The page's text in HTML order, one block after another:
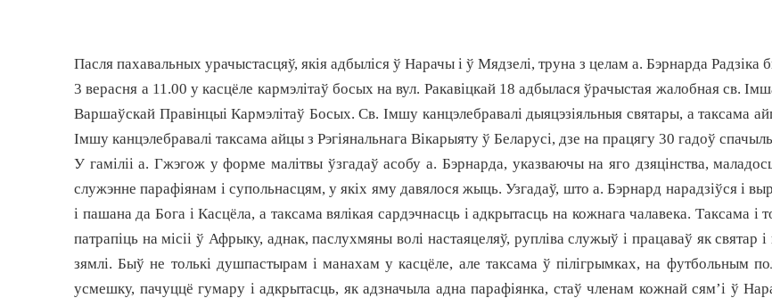
Пасля пахавальных урачыстасцяў, якія адбыліся ў Нарачы і ў Мядзелі, труна з целам а. Бэрнарда Радзіка
3 верасня а 11.00 у касцёле кармэлітаў босых на вул. Ракавіцкай 18 адбылася ўрачыстая жалобная св.
Варшаўскай Правінцыі Кармэлітаў Босых. Св. Імшу канцэлебравалі дыяцэзіяльныя святары, а таксама
Імшу канцэлебравалі таксама айцы з Рэгіянальнага Вікарыяту ў Беларусі, дзе на працягу 30 гадоў
У гаміліі а. Гжэгож у форме малітвы ўзгадаў асобу а. Бэрнарда, указваючы на яго дзяцінства,
служэнне парафіянам і супольнасцям, у якіх яму давялося жыць. Узгадаў, што а. Бэрнард нарадзіўся і
і пашана да Бога і Касцёла, а таксама вялікая сардэчнасць і адкрытасць на кожнага чалавека. Таксама
патрапіць на місіі ў Афрыку, аднак, паслухмяны волі настаяцеляў, рупліва служыў і працаваў як
зямлі. Быў не толькі душпастырам і манахам у касцёле, але таксама ў пілігрымках, на футбольным
усмешку, пачуццё гумару і адкрытасць, як адзначыла адна парафіянка, стаў членам кожнай сям’і ў